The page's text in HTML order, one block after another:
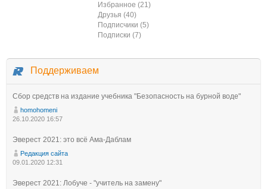
Избранное (21)
Друзья (40)
Подписчики (5)
Подписки (7)
Поддерживаем
Сбор средств на издание учебника "Безопасность на бурной воде"
homohomeni
26.10.2020 16:57
Эверест 2021: это всё Ама-Даблам
Редакция сайта
09.01.2020 12:31
Эверест 2021: Лобуче - "учитель на замену"